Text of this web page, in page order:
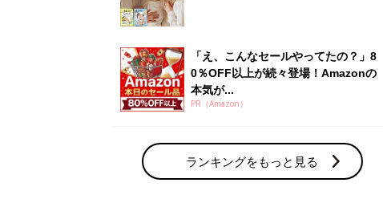
「え、こんなセールやってたの？」8
0％OFF以上が続々登場！Amazonの
本気が...
PR（Amazon）
ランキングをもっと見る